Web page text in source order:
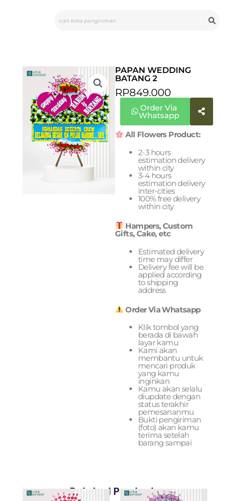
PAPAN WEDDING
BATANG 2
RP849.000
Order Via
Whatsapp
All Flowers Product:
2-3 hours
estimation delivery
within city
3-4 hours
estimation delivery
inter-cities
100% free delivery
within city
Hampers, Custom
Gifts, Cake, etc
Estimated delivery
time may differ
Delivery fee will be
applied according
to shipping
address
Order Via Whatsapp
Klik tombol yang
berada di bawah
layar kamu
Kami akan
membantu untuk
mencari produk
yang kamu
inginkan
Kamu akan selalu
diupdate dengan
status terakhir
pemesananmu
Bukti pengiriman
(foto) akan kamu
terima setelah
barang sampai
Related Products